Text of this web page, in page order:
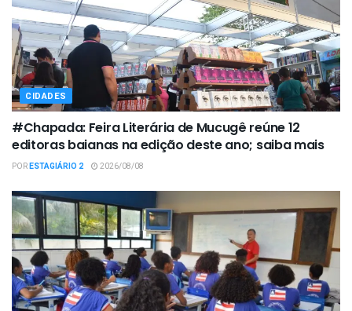
CIDADES
#Chapada: Feira Literária de Mucugê reúne 12
editoras baianas na edição deste ano; saiba mais
PORESTAGIÁRIO 2 2026/08/08